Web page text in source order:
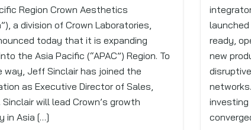
Region Crown Aesthetics
a division of Crown Laboratories,
today that it is expanding
the Asia Pacific (“APAC”) Region. To
way, Jeff Sinclair has joined the
as Executive Director of Sales,
Sinclair will lead Crown’s growth
in Asia […]
ready,
new
investing